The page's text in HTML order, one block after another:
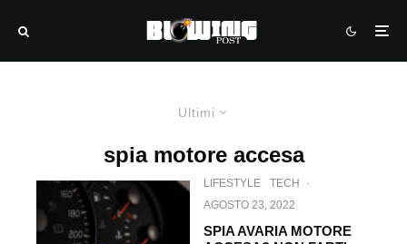
Ultimi
spia motore accesa
LIFESTYLE TECH
·
AGOSTO 23, 2022
SPIA AVARIA MOTORE